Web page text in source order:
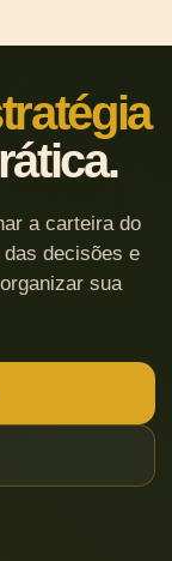
a carteira do
decisões e
sua